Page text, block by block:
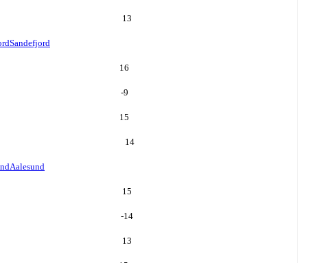
13
Sandefjord
16
-9
15
14
Aalesund
15
-14
13